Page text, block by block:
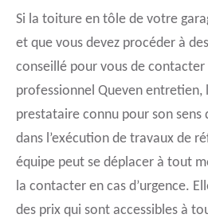
Si la toiture en tôle de votre
et que vous devez procéder à
conseillé pour vous de
professionnel Queven entretien,
prestataire connu pour son sens
dans l’exécution de travaux de
équipe peut se déplacer à tout
la contacter en cas d’urgence.
des prix qui sont accessibles à